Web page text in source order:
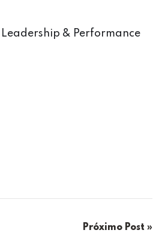
& Performance
Próximo Post »